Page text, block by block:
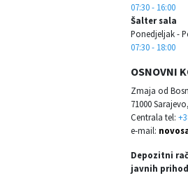
07:30 - 16:00
Šalter sala
Ponedjeljak -
07:30 - 18:00
OSNOVNI
Zmaja od
71000
Centrala tel:
e-mail:
Depozitni
javnih